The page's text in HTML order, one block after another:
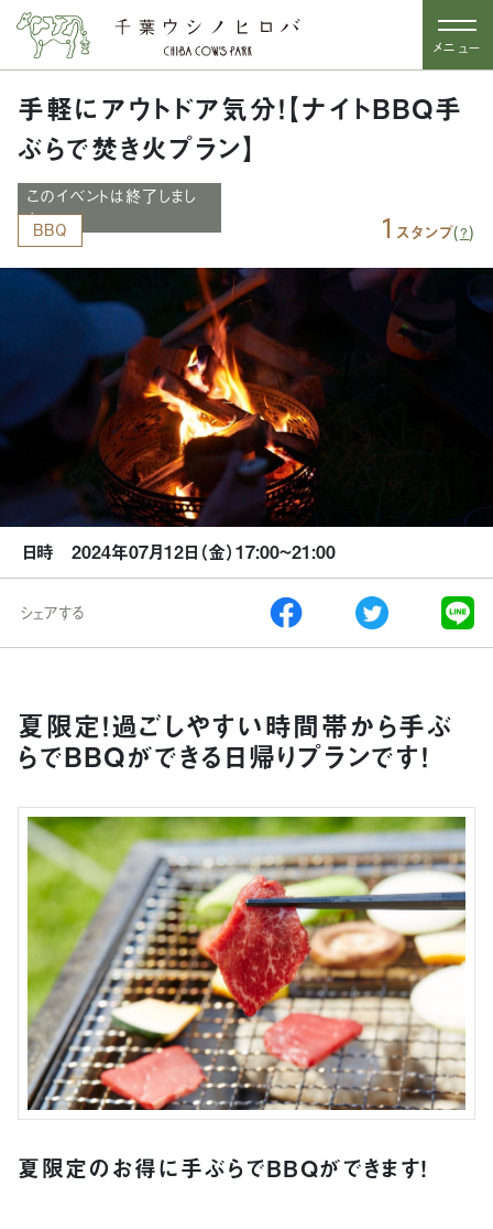
メニュー
手軽にアウトドア気分！【ナイトBBQ手
ぶらで焚き火プラン】
このイベントは終了しまし
たBBQ 1 スタンプ(?)
日時 2024年07月12日（金）17:00~21:00
シェアする
夏限定！過ごしやすい時間帯から手ぶ
らでBBQができる日帰りプランです！
夏限定のお得に手ぶらでBBQができます！